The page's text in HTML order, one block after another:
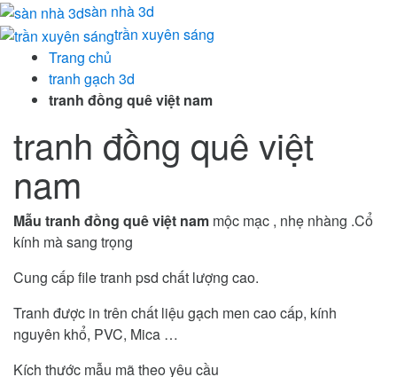
sàn nhà 3d
trần xuyên sáng
Trang chủ
tranh gạch 3d
tranh đồng quê việt nam
tranh đồng quê việt
nam
Mẫu tranh đồng quê việt nam mộc mạc , nhẹ nhàng .Cổ
kính mà sang trọng
Cung cấp file tranh psd chất lượng cao.
Tranh được in trên chất liệu gạch men cao cấp, kính
nguyên khổ, PVC, Mica …
Kích thước mẫu mã theo yêu cầu